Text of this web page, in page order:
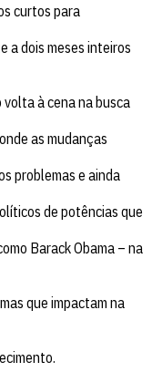
curtos para
a dois meses inteiros
volta à cena na busca
as mudanças
problemas e ainda
de potências que
Barack Obama – na
que impactam na